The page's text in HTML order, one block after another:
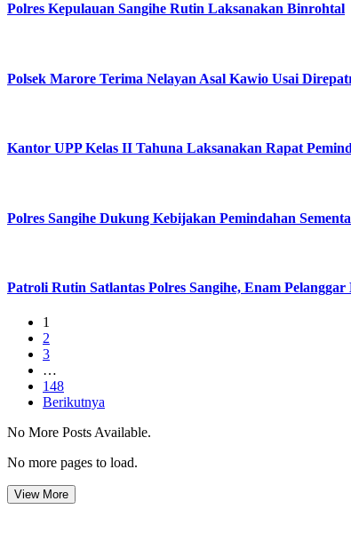
Polres Kepulauan Sangihe Rutin Laksanakan Binrohtal
Polsek Marore Terima Nelayan Asal Kawio Usai
Kantor UPP Kelas II Tahuna Laksanakan Rapat
Polres Sangihe Dukung Kebijakan Pemindahan
Patroli Rutin Satlantas Polres Sangihe, Enam
1
2
3
…
148
Berikutnya
No More Posts Available.
No more pages to load.
View More